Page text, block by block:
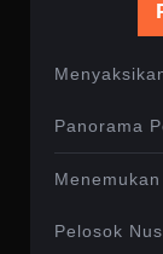
Panorama
Pelosok